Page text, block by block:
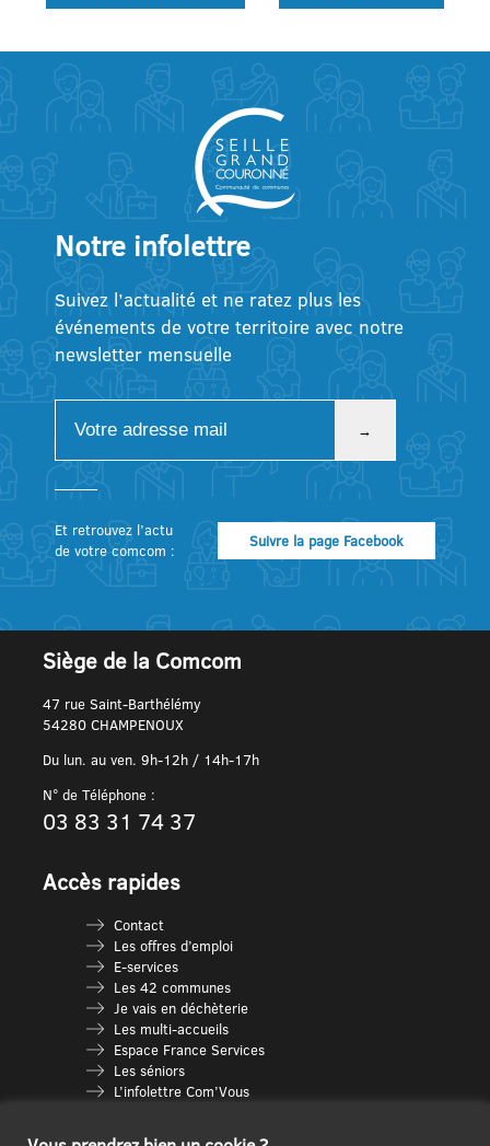
l’article
Notre infolettre
Suivez l’actualité et ne ratez plus les
événements de votre territoire avec notre
newsletter mensuelle
Et retrouvez l’actu
de votre comcom :
Suivre la page Facebook
Siège de la Comcom
47 rue Saint-Barthélémy
54280 CHAMPENOUX
Du lun. au ven. 9h-12h / 14h-17h
N° de Téléphone :
03 83 31 74 37
Accès rapides
Contact
Les offres d’emploi
E-services
Les 42 communes
Je vais en déchèterie
Les multi-accueils
Espace France Services
Les séniors
L’infolettre Com’Vous